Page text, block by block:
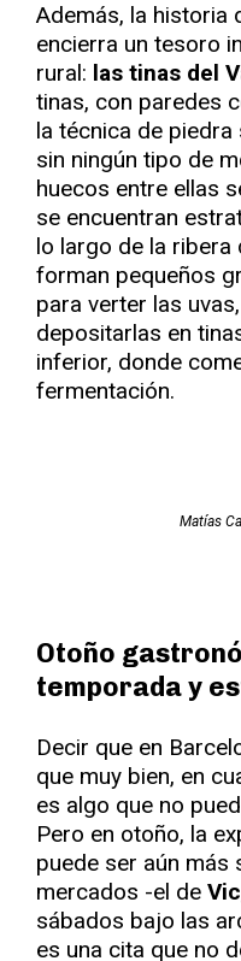
Además, la historia
encierra un tesoro
rural: las tinas del
tinas, con paredes
la técnica de
sin ningún tipo de
huecos entre ellas
se encuentran
lo largo de la ribera
forman pequeños
para verter las
depositarlas en
inferior, donde
fermentación.
Matías
Otoño
temporada y
Decir que en
que muy bien, en
es algo que no
Pero en otoño, la
puede ser aún más
mercados -el de Vic
sábados bajo las
es una cita que no